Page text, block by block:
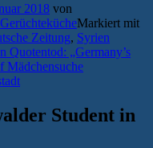
2018 von
GerüchtekücheMarkiert mit
Zeitung, Syrien
Quotentod: „Germany’s
Mädchensuche
Student in